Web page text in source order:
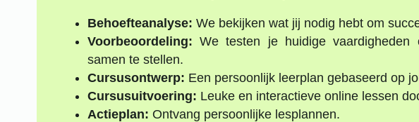
Behoefteanalyse: We bekijken wat jij nodig hebt om
Voorbeoordeling: We testen je huidige
samen te stellen.
Cursusontwerp: Een persoonlijk leerplan gebaseerd op
Cursusuitvoering: Leuke en interactieve online lessen
Actieplan: Ontvang persoonlijke lesplannen.